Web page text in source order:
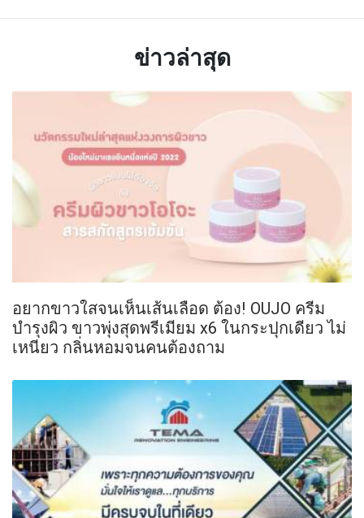
ข่าวล่าสุด
อยากขาวใสจนเห็นเส้นเลือด ต้อง! OUJO ครีม
บำรุงผิว ขาวพุ่งสุดพรีเมียม x6 ในกระปุกเดียว ไม่
เหนียว กลิ่นหอมจนคนต้องถาม